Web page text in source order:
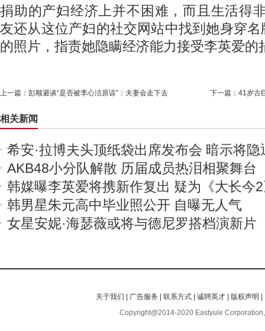
捐助的产妇经济上并不困难，而且生活得
友还从这位产妇的社交网站中找到她身穿
的照片，指责她隐瞒经济能力接受李英爱的
上一篇： 彭顺避谈“是否被李心洁原谅”：夫妻会走下去 下一篇： 41岁古
相关新闻
希安·拉博夫头顶纸袋出席发布会 暗示将隐
AKB48小分队解散 历届成员热泪相聚舞台
韩媒曝李英爱将携新作复出 疑为《大长今
韩男星朱元高中毕业照公开 自曝无人气
女星安妮·海瑟薇或将与德尼罗搭档演新片
关于我们 广告服务 |联系方式 |诚聘英才 版权声明
Copyright@2014-2020 Eastyule